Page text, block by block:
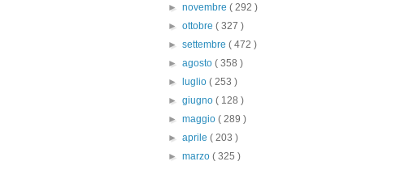
►novembre( 292 )
►ottobre( 327 )
►settembre( 472 )
►agosto( 358 )
►
luglio( 253 )
►giugno( 128 )
►maggio( 289 )
►aprile( 203 )
►marzo( 325 )